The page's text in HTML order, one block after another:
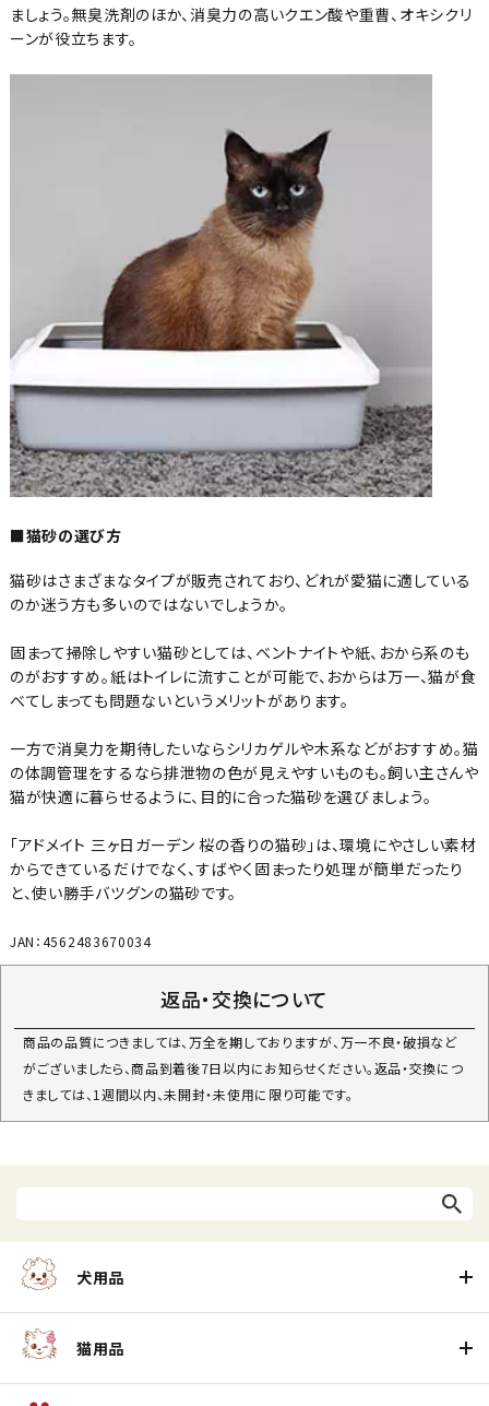
ましょう。無臭洗剤のほか、消臭力の高いクエン酸や重曹、オキシクリ
ーンが役立ちます。
■猫砂の選び方
猫砂はさまざまなタイプが販売されており、どれが愛猫に適している
のか迷う方も多いのではないでしょうか。
固まって掃除しやすい猫砂としては、ベントナイトや紙、おから系のも
のがおすすめ。紙はトイレに流すことが可能で、おからは万一、猫が食
べてしまっても問題ないというメリットがあります。
一方で消臭力を期待したいならシリカゲルや木系などがおすすめ。猫
の体調管理をするなら排泄物の色が見えやすいものも。飼い主さんや
猫が快適に暮らせるように、目的に合った猫砂を選びましょう。
「アドメイト 三ヶ日ガーデン 桜の香りの猫砂」は、環境にやさしい素材
からできているだけでなく、すばやく固まったり処理が簡単だったり
と、使い勝手バツグンの猫砂です。
JAN：4562483670034
返品・交換について
商品の品質につきましては、万全を期しておりますが、万一不良・破損など
がございましたら、商品到着後7日以内にお知らせください。返品・交換につ
きましては、1週間以内、未開封・未使用に限り可能です。
犬用品
猫用品